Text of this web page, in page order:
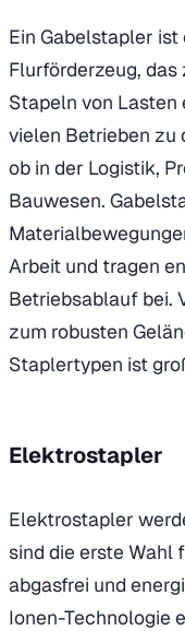
Ein Gabelstapler
Flurförderzeug, das
Stapeln von
vielen Betrieben zu
ob in der Logistik,
Bauwesen.
Arbeit und tragen
Betriebsablauf bei.
zum robusten
Staplertypen ist
Elektrostapler
Elektrostapler
sind die erste Wahl
abgasfrei und
Ionen-Technologie